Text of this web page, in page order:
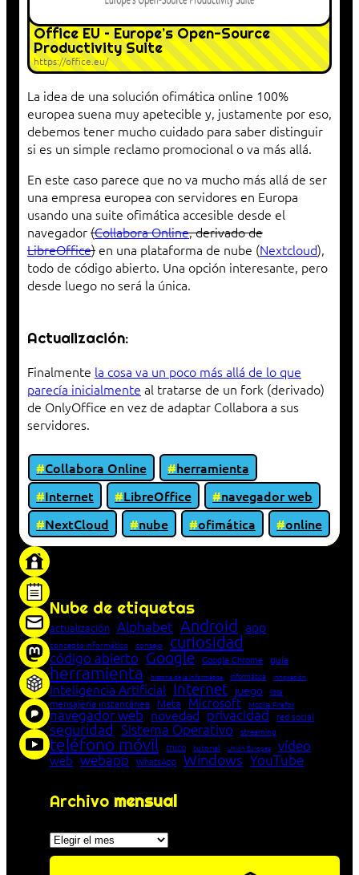
Office EU – Europe’s Open-Source
Productivity Suite
https://office.eu/
La idea de una solución ofimática online 100%
europea suena muy apetecible y, justamente por eso,
debemos tener mucho cuidado para saber distinguir
si es un simple reclamo promocional o va más allá.
En este caso parece que no va mucho más allá de ser
una empresa europea con servidores en Europa
usando una suite ofimática accesible desde el
navegador(Collabora Online, derivado de
LibreOffice) en una plataforma de nube (Nextcloud),
todo de código abierto. Una opción interesante, pero
desde luego no será la única.
Actualización:
Finalmente la cosa va un poco más allá de lo que
parecía inicialmente al tratarse de un fork (derivado)
de OnlyOffice en vez de adaptar Collabora a sus
servidores.
Collabora Online
herramienta
Internet
LibreOffice
navegador web
NextCloud
nube ofimática
online
Nube de etiquetas
actualización Alphabet Android app
concepto informático consejo curiosidad
código abierto Google Google Chrome guía
herramienta historia de la Informática Informática innovación
Inteligencia Artificial Internet juego lista
mensajería instantánea Meta Microsoft Mozilla Firefox
navegador web novedad privacidad red social
seguridad Sistema Operativo streaming
teléfono móvil truco tutorial Unión Europea vídeo
web webapp WhatsApp Windows YouTube
Archivo mensual
Archivos